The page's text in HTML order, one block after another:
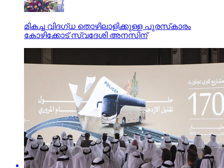
മികച്ച വിദഗ്ധ തൊഴിലാളിക്കുള്ള പുരസ്‌കാരം
കോഴിക്കോട് സ്വദേശി അനസിന്